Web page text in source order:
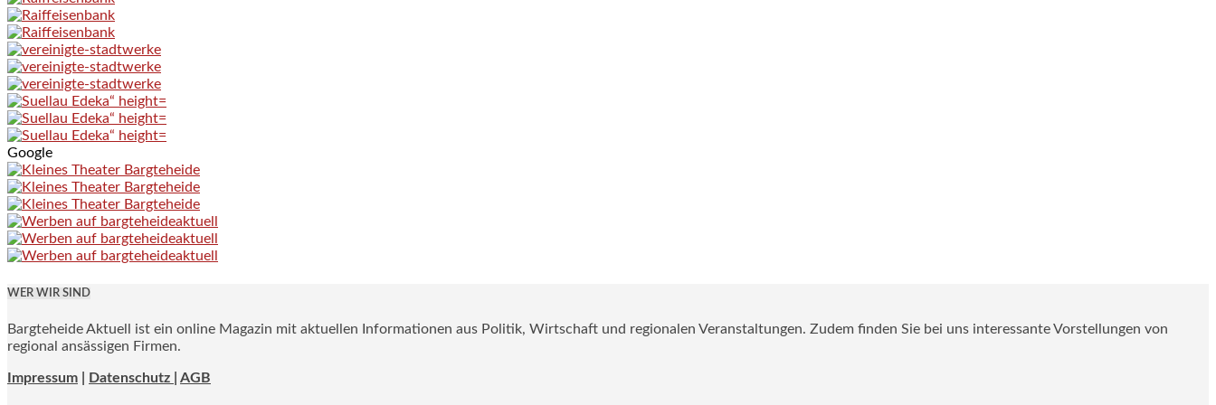
Google
WER WIR SIND
Bargteheide Aktuell ist ein online Magazin mit aktuellen Informationen aus Politik, Wirtschaft und regionalen Veranstaltungen. Zudem finden Sie bei uns interessante Vorstellungen von
regional ansässigen Firmen.
Impressum Datenschutz | AGB